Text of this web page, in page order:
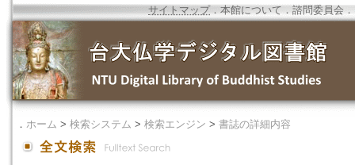
サイトマップ．本館について ． 諮問委員会 ．
． ホーム > 検索システム > 検索エンジン > 書誌の詳細内容